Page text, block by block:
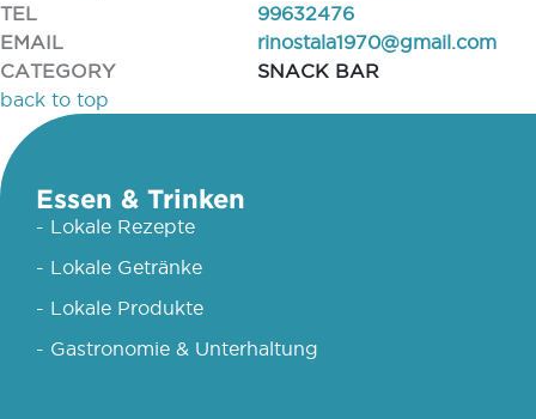
TEL
99632476
EMAIL
rinostala1970@gmail.com
CATEGORY
SNACK BAR
back to top
Essen & Trinken
- Lokale Rezepte
- Lokale Getränke
- Lokale Produkte
- Gastronomie & Unterhaltung